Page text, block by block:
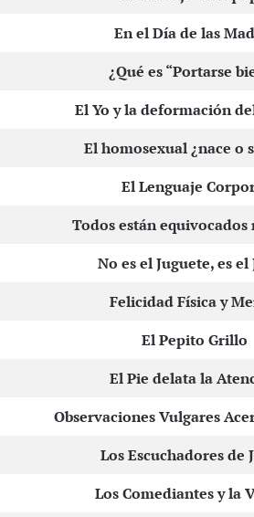
En el Día de las
¿Qué es “Portarse
El Yo y la deformación
El homosexual ¿nace o
El Lenguaje
Todos están equivocados
No es el Juguete, es el
Felicidad Física y
El Pepito Grillo
El Pie delata la
Observaciones Vulgares
Los Escuchadores de
Los Comediantes y la